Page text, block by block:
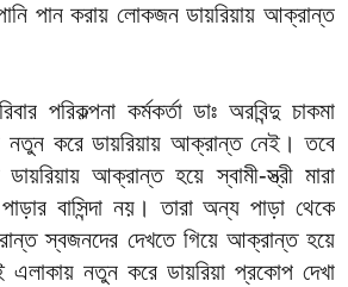
পান করায় লোকজন ডায়রিয়ায় আক্রান্ত
পরিকল্পনা কর্মকর্তা ডাঃ অরবিন্দু চাকমা
নতুন করে ডায়রিয়ায় আক্রান্ত নেই। তবে
আক্রান্ত হয়ে স্বামী-স্ত্রী মারা
বাসিন্দা নয়। তারা অন্য পাড়া থেকে
স্বজনদের দেখতে গিয়ে আক্রান্ত হয়ে
এলাকায় নতুন করে ডায়রিয়া প্রকোপ দেখা